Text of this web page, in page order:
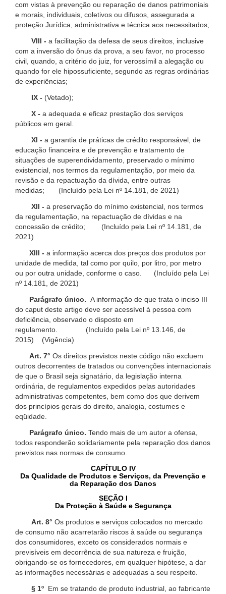
com vistas à prevenção ou reparação de danos patrimoniais
e morais, individuais, coletivos ou difusos, assegurada a
proteção Jurídica, administrativa e técnica aos necessitados;
VIII - a facilitação da defesa de seus direitos, inclusive
com a inversão do ônus da prova, a seu favor, no processo
civil, quando, a critério do juiz, for verossímil a alegação ou
quando for ele hipossuficiente, segundo as regras ordinárias
de experiências;
IX - (Vetado);
X - a adequada e eficaz prestação dos serviços
públicos em geral.
XI - a garantia de práticas de crédito responsável, de
educação financeira e de prevenção e tratamento de
situações de superendividamento, preservado o mínimo
existencial, nos termos da regulamentação, por meio da
revisão e da repactuação da dívida, entre outras
medidas; (Incluído pela Lei nº 14.181, de 2021)
XII - a preservação do mínimo existencial, nos termos
da regulamentação, na repactuação de dívidas e na
concessão de crédito; (Incluído pela Lei nº 14.181, de
2021)
XIII - a informação acerca dos preços dos produtos por
unidade de medida, tal como por quilo, por litro, por metro
ou por outra unidade, conforme o caso. (Incluído pela Lei
nº 14.181, de 2021)
Parágrafo único. A informação de que trata o inciso III
do caput deste artigo deve ser acessível à pessoa com
deficiência, observado o disposto em
regulamento. (Incluído pela Lei nº 13.146, de
2015) (Vigência)
Art. 7° Os direitos previstos neste código não excluem
outros decorrentes de tratados ou convenções internacionais
de que o Brasil seja signatário, da legislação interna
ordinária, de regulamentos expedidos pelas autoridades
administrativas competentes, bem como dos que derivem
dos princípios gerais do direito, analogia, costumes e
eqüidade.
Parágrafo único. Tendo mais de um autor a ofensa,
todos responderão solidariamente pela reparação dos danos
previstos nas normas de consumo.
CAPÍTULO IV
Da Qualidade de Produtos e Serviços, da Prevenção e
da Reparação dos Danos
SEÇÃO I
Da Proteção à Saúde e Segurança
Art. 8° Os produtos e serviços colocados no mercado
de consumo não acarretarão riscos à saúde ou segurança
dos consumidores, exceto os considerados normais e
previsíveis em decorrência de sua natureza e fruição,
obrigando-se os fornecedores, em qualquer hipótese, a dar
as informações necessárias e adequadas a seu respeito.
§ 1º Em se tratando de produto industrial, ao fabricante